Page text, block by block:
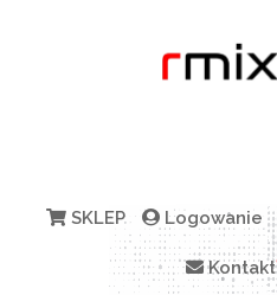
SKLEP Logowanie
Kontakt